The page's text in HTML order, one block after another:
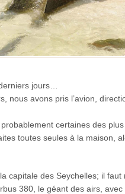
jours…
nous avons pris l’avion,
certaines des
toutes seules à la maison,
capitale des Seychelles; il
380, le géant des airs,